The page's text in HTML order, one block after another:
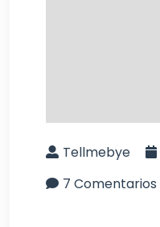
Tellmebye
7 Comentarios